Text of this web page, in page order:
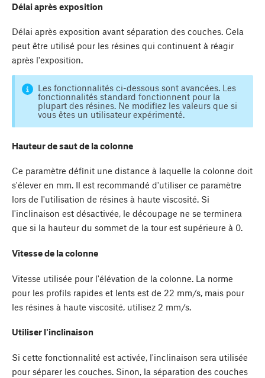
Délai après exposition
Délai après exposition avant séparation des couches. Cela
peut être utilisé pour les résines qui continuent à réagir
après l'exposition.
Les fonctionnalités ci-dessous sont avancées. Les
fonctionnalités standard fonctionnent pour la
plupart des résines. Ne modifiez les valeurs que si
vous êtes un utilisateur expérimenté.
Hauteur de saut de la colonne
Ce paramètre définit une distance à laquelle la colonne doit
s'élever en mm. Il est recommandé d'utiliser ce paramètre
lors de l'utilisation de résines à haute viscosité. Si
l'inclinaison est désactivée, le découpage ne se terminera
que si la hauteur du sommet de la tour est supérieure à 0.
Vitesse de la colonne
Vitesse utilisée pour l'élévation de la colonne. La norme
pour les profils rapides et lents est de 22 mm/s, mais pour
les résines à haute viscosité, utilisez 2 mm/s.
Utiliser l'inclinaison
Si cette fonctionnalité est activée, l'inclinaison sera utilisée
pour séparer les couches. Sinon, la séparation des couches